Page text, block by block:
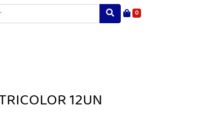
0
12UN